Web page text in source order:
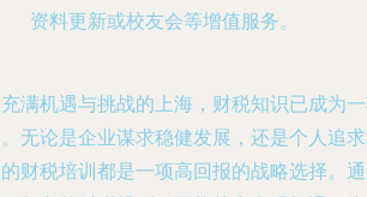
资料更新或校友会等增值服务。
满机遇与挑战的上海，财税知识已成为
无论是企业谋求稳健发展，还是个人追
财税培训都是一项高回报的战略选择。